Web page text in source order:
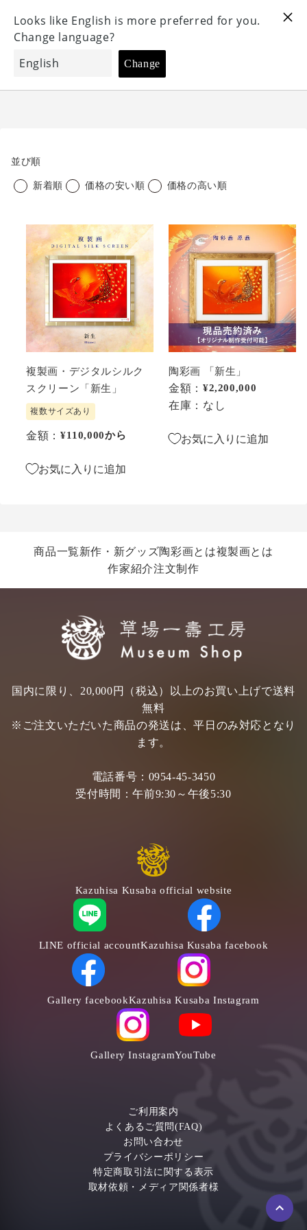
に
唯一無二の芸術 "陶彩画" 販売サイト
並び順
新着順 価格の安い順 価格の高い順
製
画・
デ
ジ
タ
ル
シ
ル
ク
ス
ク
リ
ン
複製画・デジタルシルク
スクリーン「新生」
複数サイズあり
金額： 通常価格
¥110,000から
お気に入りに追加
陶
彩
画
「新
生」
陶彩画 「新生」
金額： 通常価格
¥2,200,000
在庫：なし
お気に入りに追加
商品一覧新作・新グッズ陶彩画とは複製画とは
作家紹介注文制作
国内に限り、20,000円（税込）以上のお買い上げで送料
無料
※ご注文いただいた商品の発送は、平日のみ対応となり
ます。
電話番号： 0954-45-3450
受付時間：午前9:30～午後5:30
Kazuhisa Kusaba official website
LINE official accountKazuhisa Kusaba facebook
Gallery facebookKazuhisa Kusaba Instagram
Gallery InstagramYouTube
ご利用案内
よくあるご質問(FAQ)
お問い合わせ
プライバシーポリシー
特定商取引法に関する表示
取材依頼・メディア関係者様